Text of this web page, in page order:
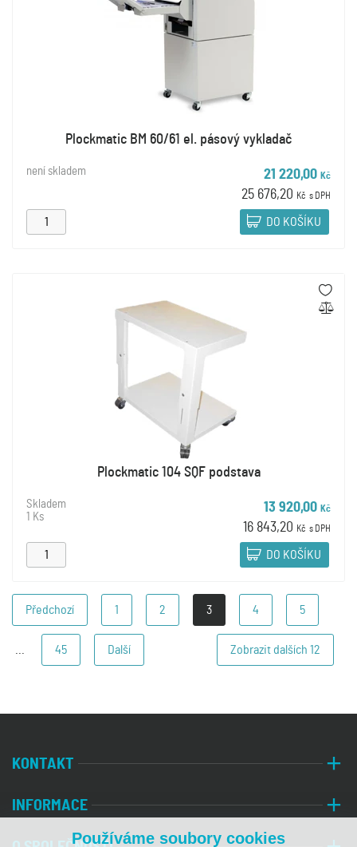
Plockmatic BM 60/61 el. pásový vykladač
není skladem 21 220,00 Kč
25 676,20 Kč s DPH
DO KOŠÍKU
Plockmatic 104 SQF podstava
Skladem
1 Ks
13 920,00 Kč
16 843,20 Kč s DPH
DO KOŠÍKU
Předchozí 1 2 3 4 5
45 Další Zobrazit dalších 12
KONTAKT
INFORMACE
Používáme soubory cookies